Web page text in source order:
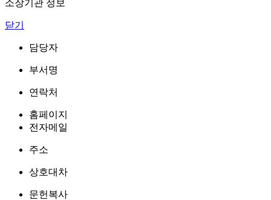
소장기관 정보
닫기
담당자
부서명
연락처
홈페이지
전자메일
주소
상호대차
문헌복사